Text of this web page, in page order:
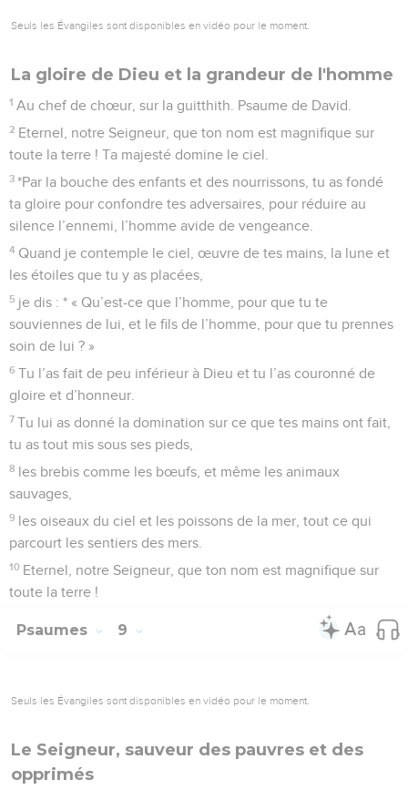
Seuls les Évangiles sont disponibles en vidéo pour le moment.
La gloire de Dieu et la grandeur de l'homme
1 Au chef de chœur, sur la guitthith. Psaume de David.
2 Eternel, notre Seigneur, que ton nom est magnifique sur
toute la terre ! Ta majesté domine le ciel.
3 *Par la bouche des enfants et des nourrissons, tu as fondé
ta gloire pour confondre tes adversaires, pour réduire au
silence l’ennemi, l’homme avide de vengeance.
4 Quand je contemple le ciel, œuvre de tes mains, la lune et
les étoiles que tu y as placées,
5 je dis : * « Qu’est-ce que l’homme, pour que tu te
souviennes de lui, et le fils de l’homme, pour que tu prennes
soin de lui ? »
6 Tu l’as fait de peu inférieur à Dieu et tu l’as couronné de
gloire et d’honneur.
7 Tu lui as donné la domination sur ce que tes mains ont fait,
tu as tout mis sous ses pieds,
8 les brebis comme les bœufs, et même les animaux
sauvages,
9 les oiseaux du ciel et les poissons de la mer, tout ce qui
parcourt les sentiers des mers.
10 Eternel, notre Seigneur, que ton nom est magnifique sur
toute la terre !
Psaumes 9
Seuls les Évangiles sont disponibles en vidéo pour le moment.
Le Seigneur, sauveur des pauvres et des
opprimés